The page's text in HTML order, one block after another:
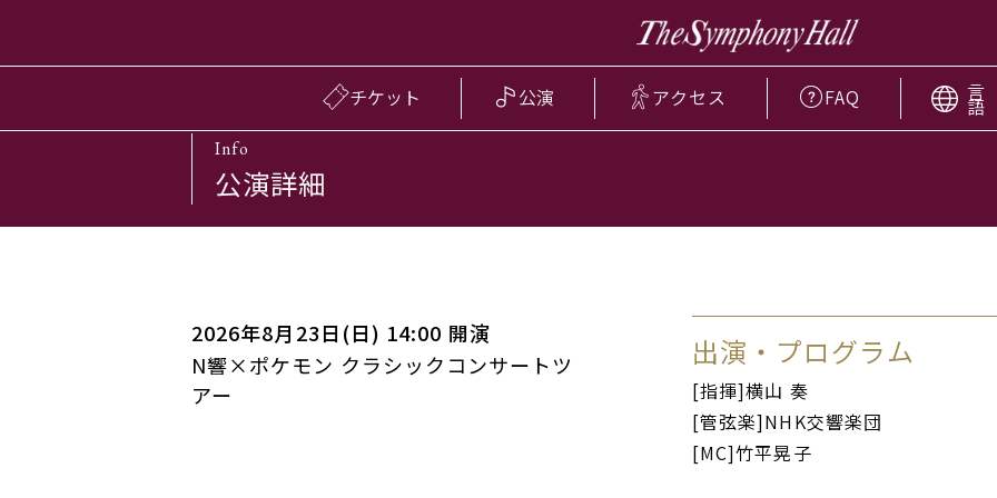
チケット 公演 アクセス FAQ 言
語
Info
公演詳細
2026年8月23日(日) 14:00 開演
N響×ポケモン クラシックコンサートツ
アー
出演・プログラム
[指揮]横山 奏
[管弦楽]NHK交響楽団
[MC]竹平晃子